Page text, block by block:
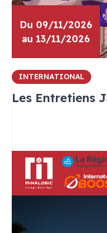
Du 09/11/2026
au 13/11/2026
INTERNATIONAL
Les Entretiens